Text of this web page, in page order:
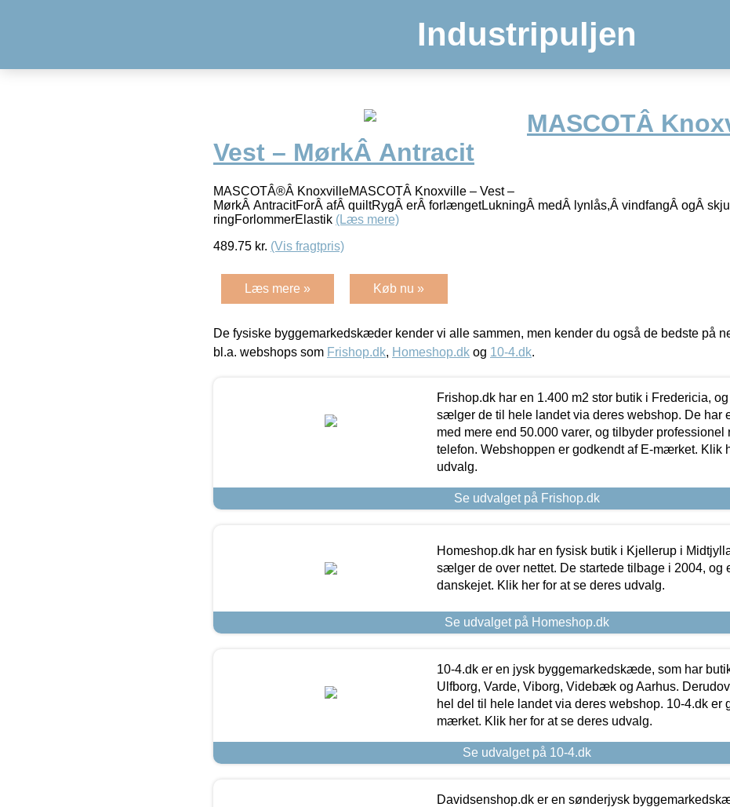
Industripuljen
MASCOTÂ
Vest – MørkÂ Antracit
MASCOTÂ®Â KnoxvilleMASCOTÂ Knoxville – Vest –
MørkÂ AntracitForÂ afÂ quiltRygÂ erÂ forlængetLukningÂ medÂ lynlås,Â vindfangÂ ogÂ
ringForlommerElastik (Læs mere)
489.75 kr. (Vis fragtpris)
Læs mere » Køb nu »
De fysiske byggemarkedskæder kender vi alle sammen, men kender du også de bedste på
bl.a. webshops som Frishop.dk, Homeshop.dk og 10-4.dk.
Frishop.dk har en 1.400 m2 stor butik i Fredericia,
sælger de til hele landet via deres webshop. De har
med mere end 50.000 varer, og tilbyder professionel
telefon. Webshoppen er godkendt af E-mærket. Klik
udvalg.
Se udvalget på Frishop.dk
Homeshop.dk har en fysisk butik i Kjellerup i
sælger de over nettet. De startede tilbage i 2004, og
danskejet. Klik her for at se deres udvalg.
Se udvalget på Homeshop.dk
10-4.dk er en jysk byggemarkedskæde, som har
Ulfborg, Varde, Viborg, Videbæk og Aarhus.
hel del til hele landet via deres webshop. 10-4.dk er
mærket. Klik her for at se deres udvalg.
Se udvalget på 10-4.dk
Davidsenshop.dk er en sønderjysk